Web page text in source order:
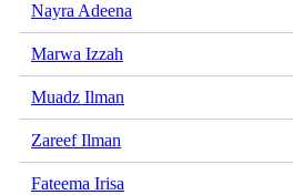
Nayra Adeena
Marwa Izzah
Muadz Ilman
Zareef Ilman
Fateema Irisa